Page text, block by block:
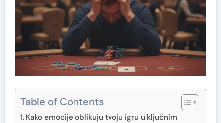
Table of Contents
Kako emocije oblikuju tvoju igru u ključnim